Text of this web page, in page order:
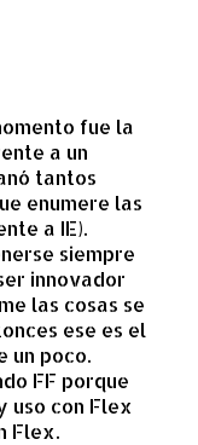
fue la
a un
tantos
enumere las
a IE).
siempre
innovador
las cosas se
ese es el
un poco.
FF porque
uso con Flex
Flex.